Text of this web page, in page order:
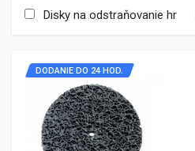
Disky na odstraňovanie hr
DODANIE DO 24 HOD.